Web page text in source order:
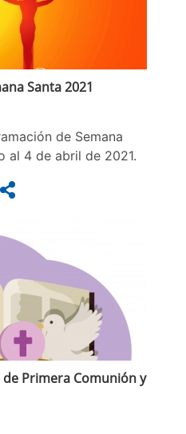
Santa 2021
de Semana
al 4 de abril de 2021.
Primera Comunión y